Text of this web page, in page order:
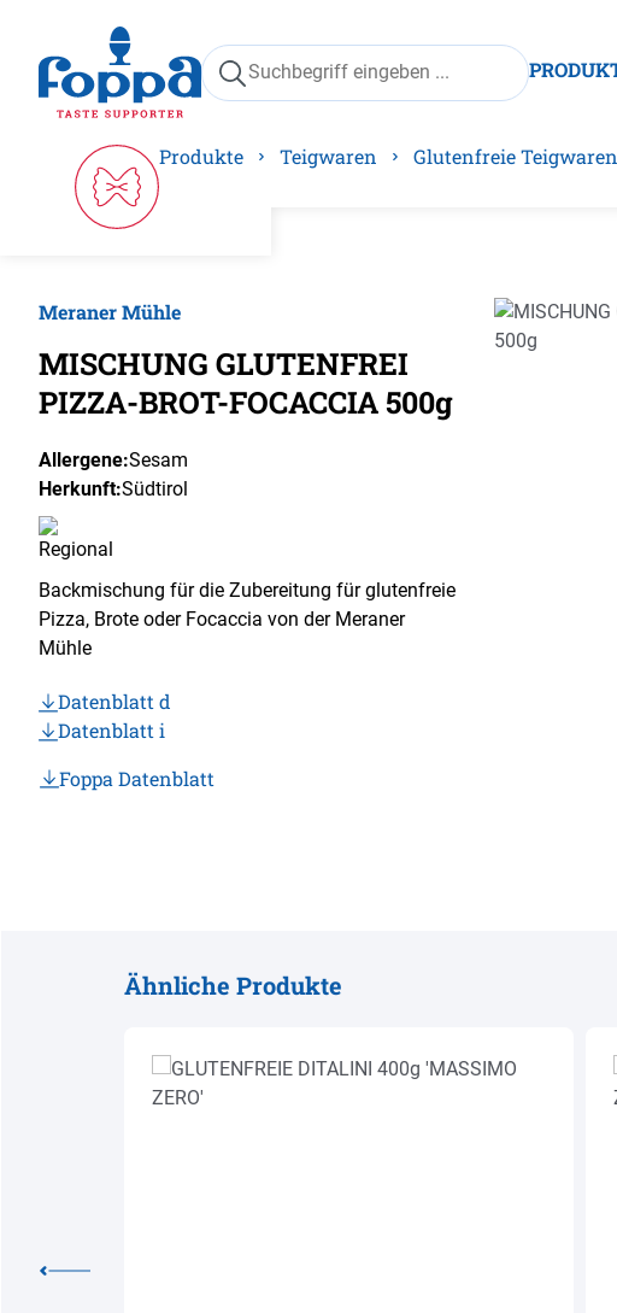
Zur Hauptnavigation springen
Produkte Teigwaren Glutenfreie Teigwaren
Meraner Mühle
MISCHUNG GLUTENFREI
PIZZA-BROT-FOCACCIA 500g
Allergene:Sesam
Herkunft:Südtirol
Backmischung für die Zubereitung für glutenfreie
Pizza, Brote oder Focaccia von der Meraner
Mühle
Datenblatt d
Datenblatt i
Foppa Datenblatt
Bildergalerie
Ähnliche Produkte